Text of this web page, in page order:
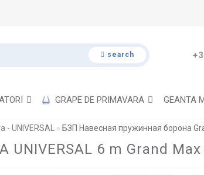
search
GRAPE DE PRIMAVARA GEANTA
- UNIVERSAL БЗП Навесная пружинная борона
UNIVERSAL 6 m Grand